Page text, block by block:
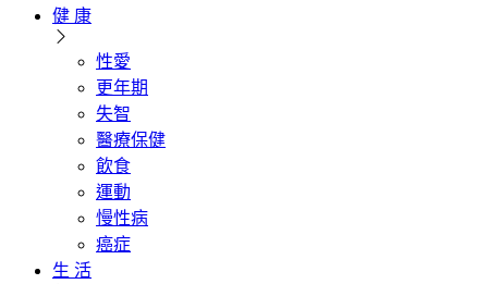
健 康
性愛
更年期
失智
醫療保健
飲食
運動
慢性病
癌症
生 活